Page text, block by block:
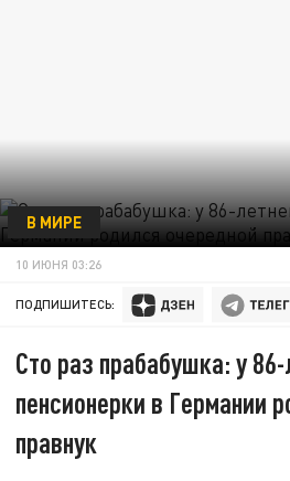
В МИРЕ
10 ИЮНЯ 03:26
ПОДПИШИТЕСЬ:
Сто раз прабабушка: у
пенсионерки в Германии
правнук